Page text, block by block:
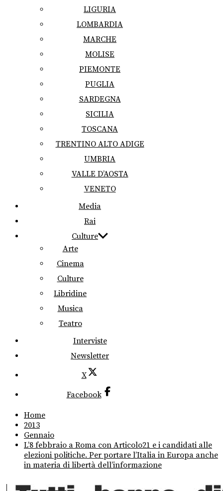
LIGURIA
LOMBARDIA
MARCHE
MOLISE
PIEMONTE
PUGLIA
SARDEGNA
SICILIA
TOSCANA
TRENTINO ALTO ADIGE
UMBRIA
VALLE D’AOSTA
VENETO
Media
Rai
Culture
Arte
Cinema
Culture
Libridine
Musica
Teatro
Interviste
Newsletter
X
Facebook
Home
2013
Gennaio
L’8 febbraio a Roma con Articolo21 e i candidati alle
elezioni politiche. Per portare l’Italia in Europa anche
in materia di libertà dell’informazione